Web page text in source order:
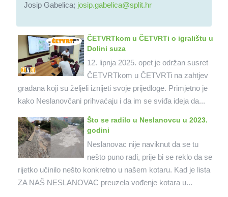
Josip Gabelica; josip.gabelica@split.hr
ČETVRTkom u ČETVRTi o igralištu u
Dolini suza
12. lipnja 2025. opet je održan susret
ČETVRTkom u ČETVRTi na zahtjev
građana koji su željeli iznijeti svoje prijedloge. Primjetno je
kako Neslanovčani prihvaćaju i da im se sviđa ideja da...
Što se radilo u Neslanovcu u 2023.
godini
Neslanovac nije naviknut da se tu
nešto puno radi, prije bi se reklo da se
rijetko učinilo nešto konkretno u našem kotaru. Kad je lista
ZA NAŠ NESLANOVAC preuzela vođenje kotara u...